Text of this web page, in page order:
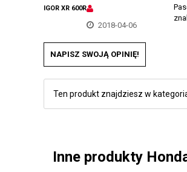
IGOR XR 600R
2018-04-06
NAPISZ SWOJĄ OPINIĘ!
Ten produkt znajdziesz w
Inne produkty